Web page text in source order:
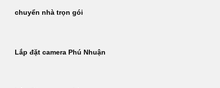
chuyển nhà trọn gói
Lắp đặt camera Phú Nhuận